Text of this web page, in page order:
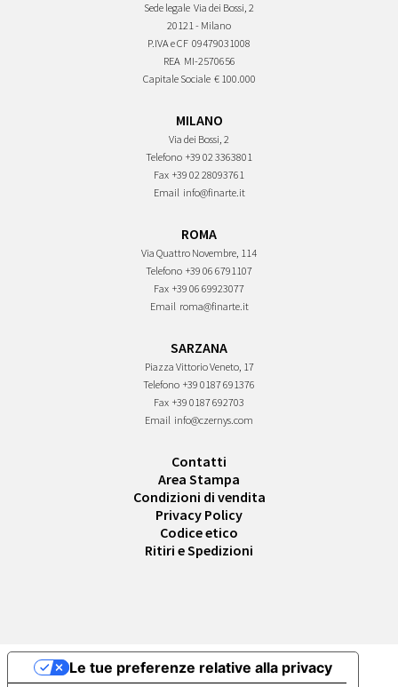
Sede legale Via dei Bossi, 2
20121 - Milano
P.IVA e CF 09479031008
REA MI-2570656
Capitale Sociale € 100.000
MILANO
Via dei Bossi, 2
Telefono +39 02 3363801
Fax +39 02 28093761
Email info@finarte.it
ROMA
Via Quattro Novembre, 114
Telefono +39 06 6791107
Fax +39 06 69923077
Email roma@finarte.it
SARZANA
Piazza Vittorio Veneto, 17
Telefono +39 0187 691376
Fax +39 0187 692703
Email info@czernys.com
Contatti
Area Stampa
Condizioni di vendita
Privacy Policy
Codice etico
Ritiri e Spedizioni
Le tue preferenze relative alla privacy